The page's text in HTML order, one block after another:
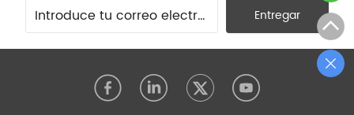
Entregar